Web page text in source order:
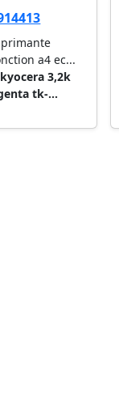
a4 ec...
3,2k
tk-...